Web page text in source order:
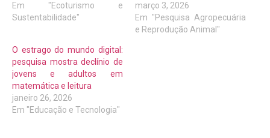
Em "Ecoturismo e
Sustentabilidade"
março 3, 2026
Em "Pesquisa Agropecuária
e Reprodução Animal"
O estrago do mundo digital:
pesquisa mostra declínio de
jovens e adultos em
matemática e leitura
janeiro 26, 2026
Em "Educação e Tecnologia"